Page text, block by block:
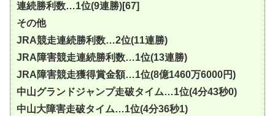
連続勝利数…1位(9連勝)[67]
その他
JRA競走連続勝利数…2位(11連勝)
JRA障害競走連続勝利数…1位(13連勝)
JRA障害競走獲得賞金額…1位(8億1460万6000円)
中山グランドジャンプ走破タイム…1位(4分43秒0)
中山大障害走破タイム…1位(4分36秒1)